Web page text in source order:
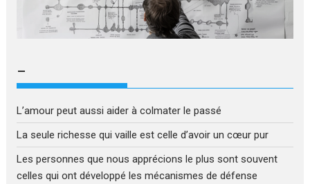
–
L’amour peut aussi aider à colmater le passé
La seule richesse qui vaille est celle d’avoir un cœur pur
Les personnes que nous apprécions le plus sont souvent
celles qui ont développé les mécanismes de défense